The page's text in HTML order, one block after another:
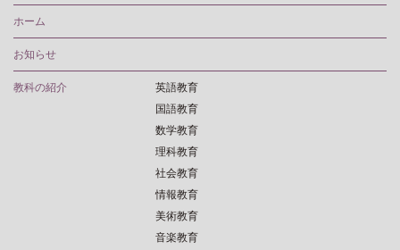
ホーム
お知らせ
教科の紹介
英語教育
国語教育
数学教育
理科教育
社会教育
情報教育
美術教育
音楽教育